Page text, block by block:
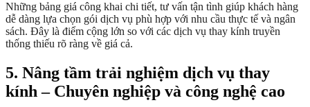
Những bảng giá công khai chi tiết, tư vấn tận tình giúp khách hàng
dễ dàng lựa chọn gói dịch vụ phù hợp với nhu cầu thực tế và ngân
sách. Đây là điểm cộng lớn so với các dịch vụ thay kính truyền
thống thiếu rõ ràng về giá cả.
5. Nâng tầm trải nghiệm dịch vụ thay
kính – Chuyên nghiệp và công nghệ cao